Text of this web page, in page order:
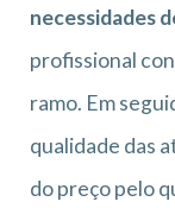
necessidades
profissional
ramo. Em
qualidade das
do preço pelo